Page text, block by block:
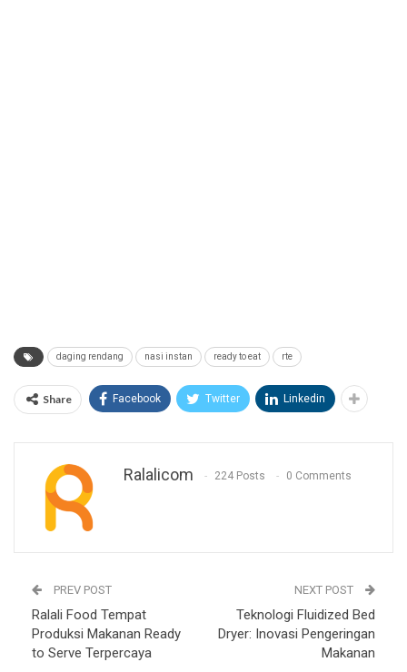
daging rendang nasi instan ready to eat rte
Share Facebook Twitter Linkedin
Ralalicom 224 Posts 0 Comments
PREV POST
Ralali Food Tempat
Produksi Makanan Ready
to Serve Terpercaya
NEXT POST
Teknologi Fluidized Bed
Dryer: Inovasi Pengeringan
Makanan